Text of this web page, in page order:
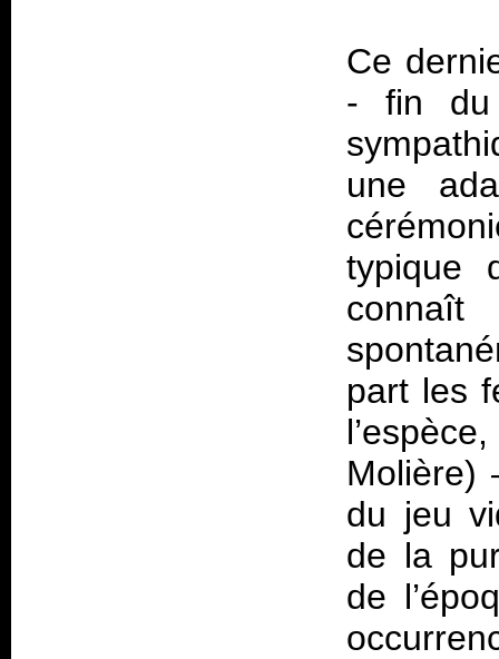
Ce
- fin du
une
typique
connaît
part les
Molière)
du jeu
de la
de